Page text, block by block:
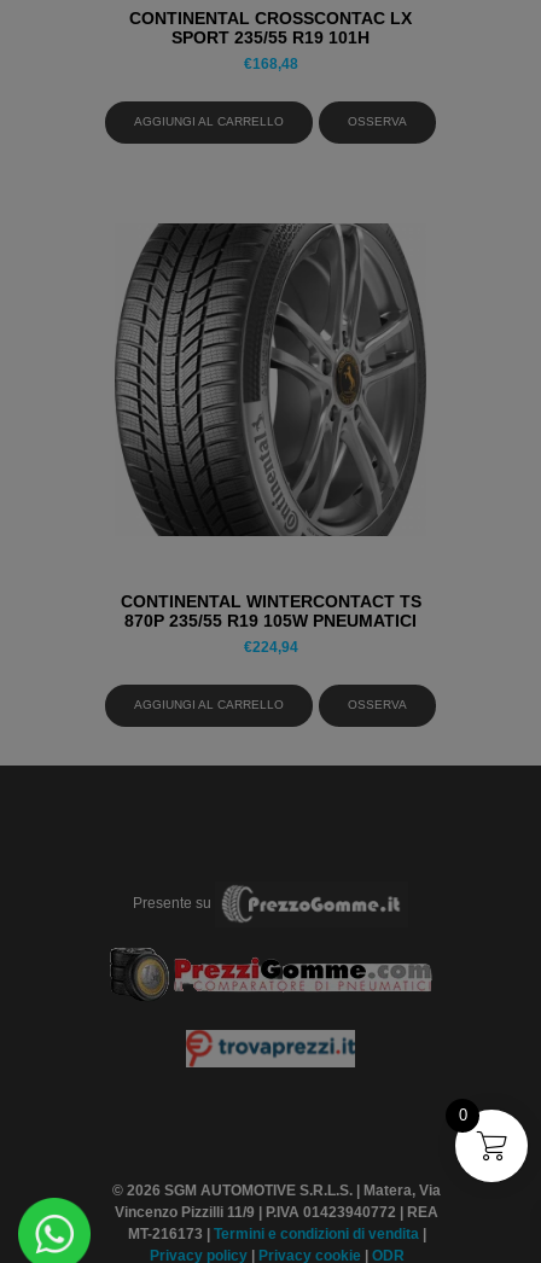
CONTINENTAL CROSSCONTAC LX
SPORT 235/55 R19 101H
PNEUMATICI ESTIVI
€168,48
AGGIUNGI AL CARRELLO OSSERVA
CONTINENTAL WINTERCONTACT TS
870P 235/55 R19 105W PNEUMATICI
INVERNALI
€224,94
AGGIUNGI AL CARRELLO OSSERVA
Presente su
© 2026 SGM AUTOMOTIVE S.R.L.S. | Matera, Via
Vincenzo Pizzilli 11/9 | P.IVA 01423940772 | REA
MT-216173 |
Termini e condizioni di vendita
Privacy policy
Privacy cookie ODR
0